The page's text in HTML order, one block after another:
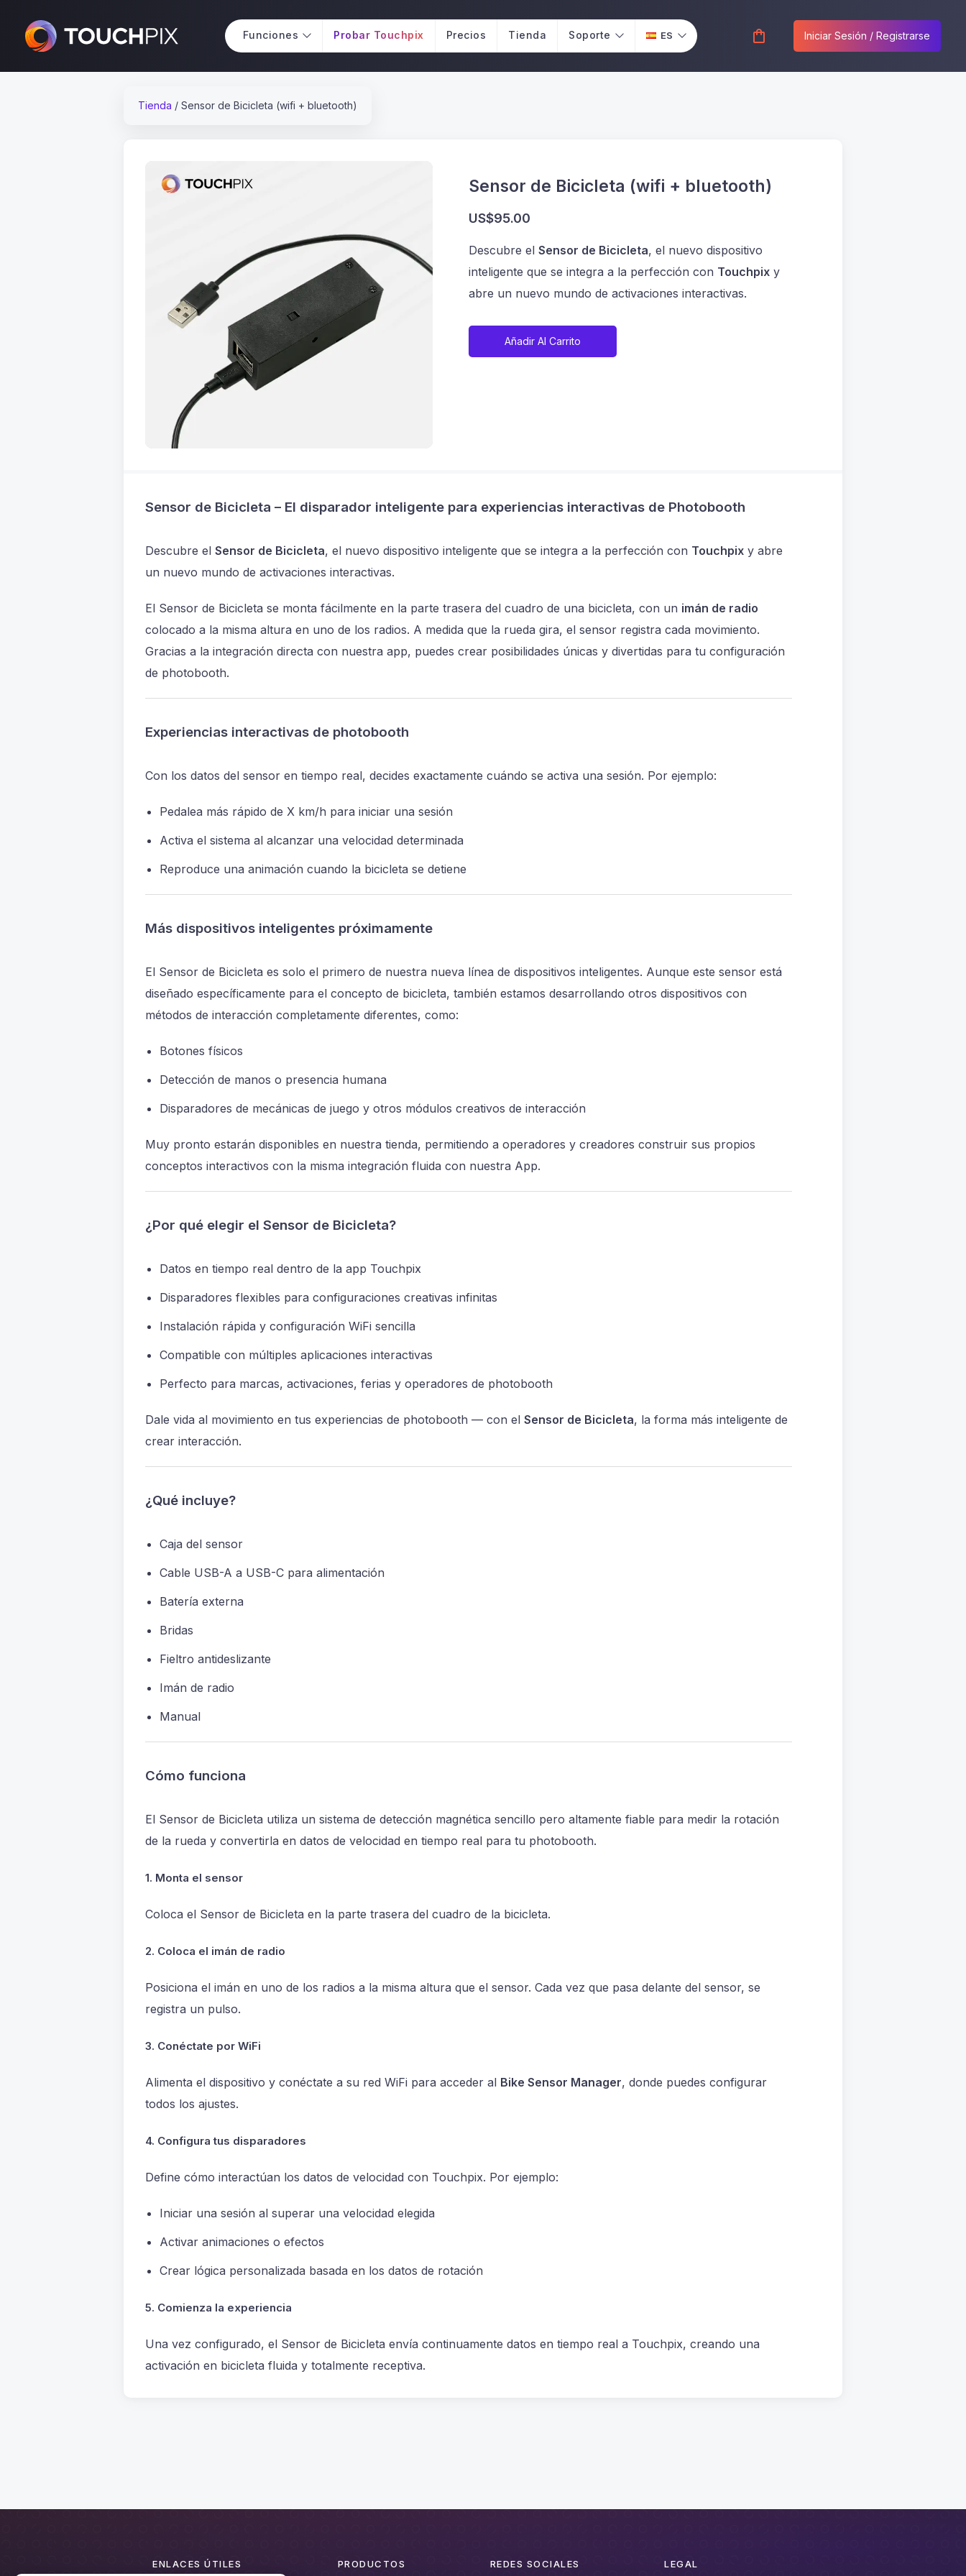
Funciones Probar Touchpix Precios Tienda Soporte
ES
Iniciar Sesión / Registrarse
Tienda / Sensor de Bicicleta (wifi + bluetooth)
Sensor de Bicicleta (wifi + bluetooth)
US$95.00
Descubre el Sensor de Bicicleta, el nuevo dispositivo
inteligente que se integra a la perfección con Touchpix y
abre un nuevo mundo de activaciones interactivas.
Añadir Al Carrito
Sensor de Bicicleta – El disparador inteligente para experiencias interactivas de Photobooth
Descubre el Sensor de Bicicleta, el nuevo dispositivo inteligente que se integra a la perfección con Touchpix y abre
un nuevo mundo de activaciones interactivas.
El Sensor de Bicicleta se monta fácilmente en la parte trasera del cuadro de una bicicleta, con un imán de radio
colocado a la misma altura en uno de los radios. A medida que la rueda gira, el sensor registra cada movimiento.
Gracias a la integración directa con nuestra app, puedes crear posibilidades únicas y divertidas para tu configuración
de photobooth.
Experiencias interactivas de photobooth
Con los datos del sensor en tiempo real, decides exactamente cuándo se activa una sesión. Por ejemplo:
Pedalea más rápido de X km/h para iniciar una sesión
Activa el sistema al alcanzar una velocidad determinada
Reproduce una animación cuando la bicicleta se detiene
Más dispositivos inteligentes próximamente
El Sensor de Bicicleta es solo el primero de nuestra nueva línea de dispositivos inteligentes. Aunque este sensor está
diseñado específicamente para el concepto de bicicleta, también estamos desarrollando otros dispositivos con
métodos de interacción completamente diferentes, como:
Botones físicos
Detección de manos o presencia humana
Disparadores de mecánicas de juego y otros módulos creativos de interacción
Muy pronto estarán disponibles en nuestra tienda, permitiendo a operadores y creadores construir sus propios
conceptos interactivos con la misma integración fluida con nuestra App.
¿Por qué elegir el Sensor de Bicicleta?
Datos en tiempo real dentro de la app Touchpix
Disparadores flexibles para configuraciones creativas infinitas
Instalación rápida y configuración WiFi sencilla
Compatible con múltiples aplicaciones interactivas
Perfecto para marcas, activaciones, ferias y operadores de photobooth
Dale vida al movimiento en tus experiencias de photobooth — con el Sensor de Bicicleta, la forma más inteligente de
crear interacción.
¿Qué incluye?
Caja del sensor
Cable USB-A a USB-C para alimentación
Batería externa
Bridas
Fieltro antideslizante
Imán de radio
Manual
Cómo funciona
El Sensor de Bicicleta utiliza un sistema de detección magnética sencillo pero altamente fiable para medir la rotación
de la rueda y convertirla en datos de velocidad en tiempo real para tu photobooth.
1. Monta el sensor
Coloca el Sensor de Bicicleta en la parte trasera del cuadro de la bicicleta.
2. Coloca el imán de radio
Posiciona el imán en uno de los radios a la misma altura que el sensor. Cada vez que pasa delante del sensor, se
registra un pulso.
3. Conéctate por WiFi
Alimenta el dispositivo y conéctate a su red WiFi para acceder al Bike Sensor Manager, donde puedes configurar
todos los ajustes.
4. Configura tus disparadores
Define cómo interactúan los datos de velocidad con Touchpix. Por ejemplo:
Iniciar una sesión al superar una velocidad elegida
Activar animaciones o efectos
Crear lógica personalizada basada en los datos de rotación
5. Comienza la experiencia
Una vez configurado, el Sensor de Bicicleta envía continuamente datos en tiempo real a Touchpix, creando una
activación en bicicleta fluida y totalmente receptiva.
ENLACES ÚTILES PRODUCTOS REDES SOCIALES LEGAL